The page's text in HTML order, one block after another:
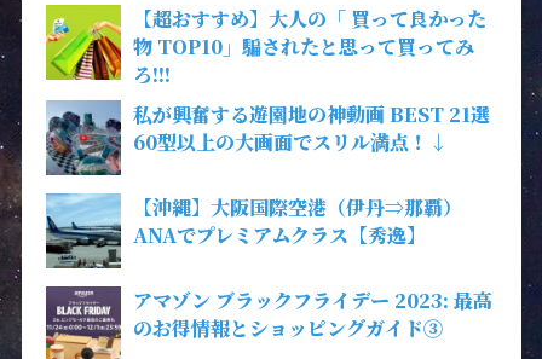
【超おすすめ】大人の「 買って良かった
物 TOP10」騙されたと思って買ってみ
ろ!!!
私が興奮する遊園地の神動画 BEST 21選
60型以上の大画面でスリル満点！↓
【沖縄】大阪国際空港（伊丹⇒那覇）
ANAでプレミアムクラス【秀逸】
アマゾン ブラックフライデー 2023: 最高
のお得情報とショッピングガイド③